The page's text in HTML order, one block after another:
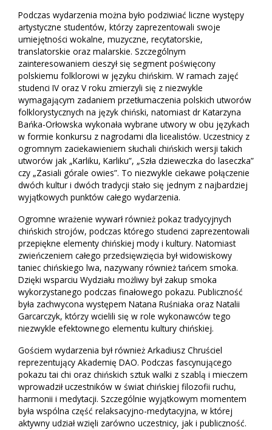
Podczas wydarzenia można było podziwiać liczne występy
artystyczne studentów, którzy zaprezentowali swoje
umiejętności wokalne, muzyczne, recytatorskie,
translatorskie oraz malarskie. Szczególnym
zainteresowaniem cieszył się segment poświęcony
polskiemu folklorowi w języku chińskim. W ramach zajęć
studenci IV oraz V roku zmierzyli się z niezwykle
wymagającym zadaniem przetłumaczenia polskich utworów
folklorystycznych na język chiński, natomiast dr Katarzyna
Bańka-Orłowska wykonała wybrane utwory w obu językach
w formie konkursu z nagrodami dla licealistów. Uczestnicy z
ogromnym zaciekawieniem słuchali chińskich wersji takich
utworów jak „Karliku, Karliku”, „Szła dzieweczka do laseczka”
czy „Zasiali górale owies”. To niezwykle ciekawe połączenie
dwóch kultur i dwóch tradycji stało się jednym z najbardziej
wyjątkowych punktów całego wydarzenia.
Ogromne wrażenie wywarł również pokaz tradycyjnych
chińskich strojów, podczas którego studenci zaprezentowali
przepiękne elementy chińskiej mody i kultury. Natomiast
zwieńczeniem całego przedsięwzięcia był widowiskowy
taniec chińskiego lwa, nazywany również tańcem smoka.
Dzięki wsparciu Wydziału możliwy był zakup smoka
wykorzystanego podczas finałowego pokazu. Publiczność
była zachwycona występem Natana Ruśniaka oraz Natalii
Garcarczyk, którzy wcielili się w role wykonawców tego
niezwykle efektownego elementu kultury chińskiej.
Gościem wydarzenia był również Arkadiusz Chruściel
reprezentujący Akademię DAO. Podczas fascynującego
pokazu tai chi oraz chińskich sztuk walki z szablą i mieczem
wprowadził uczestników w świat chińskiej filozofii ruchu,
harmonii i medytacji. Szczególnie wyjątkowym momentem
była wspólna część relaksacyjno-medytacyjna, w której
aktywny udział wzięli zarówno uczestnicy, jak i publiczność.